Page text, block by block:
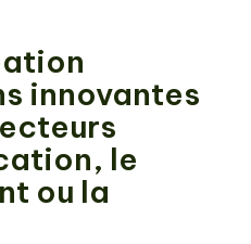
innovantes
le
ou la